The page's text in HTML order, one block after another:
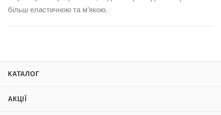
більш еластичною та м’якою.
КАТАЛОГ
АКЦІЇ